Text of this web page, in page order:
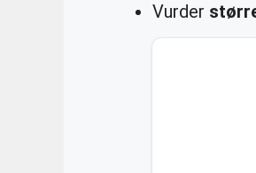
Vurder